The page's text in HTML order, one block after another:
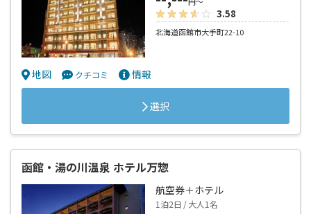
3.58
北海道函館市大手町22-10
地図 クチコミ 情報
選択
函館・湯の川温泉 ホテル万惣
航空券＋ホテル
1泊2日 / 大人1名